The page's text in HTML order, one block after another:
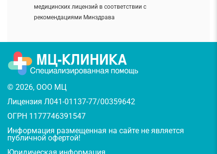
медицинских лицензий в соответствии с
рекомендациями Минздрава
© 2026, ООО МЦ
Лицензия Л041-01137-77/00359642
ОГРН 1177746391547
Информация размещенная на сайте не является
публичной офертой!